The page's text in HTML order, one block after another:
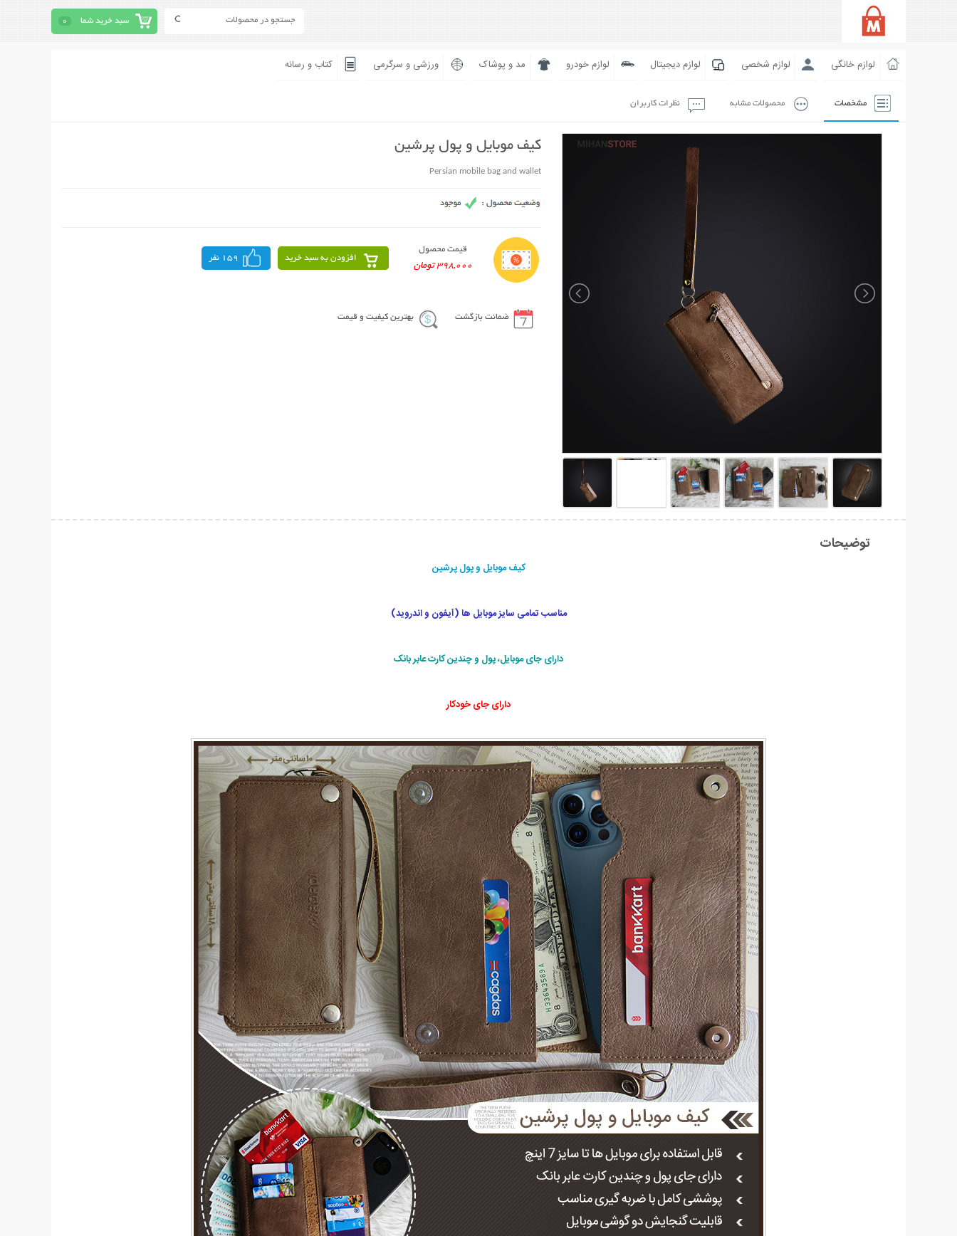
سبد خرید شما 0
لوازم خانگی لوازم شخصی لوازم دیجیتال لوازم خودرو مد و پوشاک ورزشی و سرگرمی کتاب و رسانه
مشخصات محصولات مشابه نظرات کاربران
کیف موبایل و پول پرشین
Persian mobile bag and wallet
قیمت محصول
398,000 تومان
افزودن به سبد خرید 159 نفر
ضمانت بازگشت بهترین کیفیت و قیمت
توضیحات
کیف موبایل و پول پرشین
مناسب تمامی سایز موبایل ها (آیفون و اندروید)
دارای جای موبایل، پول و چندین کارت عابر بانک
دارای جای خودکار